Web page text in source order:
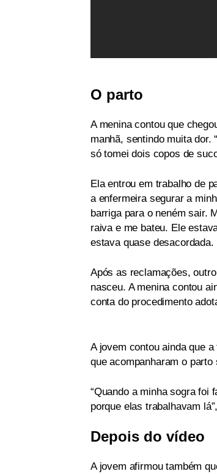
O parto
A menina contou que
manhã, sentindo muita dor.
só tomei dois copos de
Ela entrou em trabalho de
a enfermeira segurar a
barriga para o neném sair.
raiva e me bateu. Ele
estava quase
Após as reclamações,
nasceu. A menina contou
conta do procedimento
A jovem contou ainda que
que acompanharam o
“Quando a minha sogra foi
porque elas trabalhavam
Depois do vídeo
A jovem afirmou também